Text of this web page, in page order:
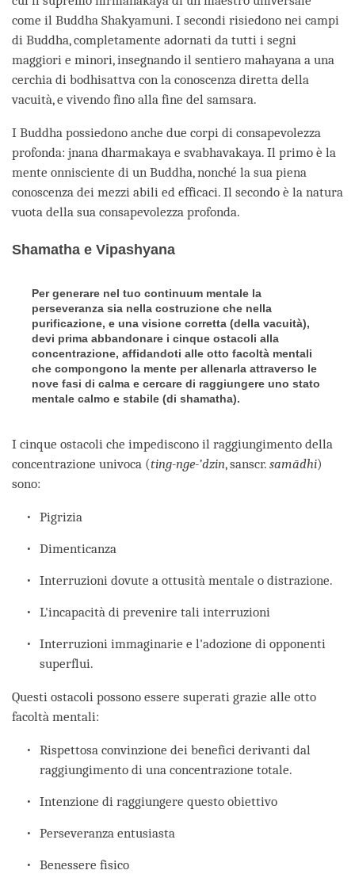
come il Buddha Shakyamuni. I secondi risiedono nei campi
di Buddha, completamente adornati da tutti i segni
maggiori e minori, insegnando il sentiero mahayana a una
cerchia di bodhisattva con la conoscenza diretta della
vacuità, e vivendo fino alla fine del samsara.
I Buddha possiedono anche due corpi di consapevolezza
profonda: jnana dharmakaya e svabhavakaya. Il primo è la
mente onnisciente di un Buddha, nonché la sua piena
conoscenza dei mezzi abili ed efficaci. Il secondo è la natura
vuota della sua consapevolezza profonda.
Shamatha e Vipashyana
Per generare nel tuo continuum mentale la
perseveranza sia nella costruzione che nella
purificazione, e una visione corretta (della vacuità),
devi prima abbandonare i cinque ostacoli alla
concentrazione, affidandoti alle otto facoltà mentali
che compongono la mente per allenarla attraverso le
nove fasi di calma e cercare di raggiungere uno stato
mentale calmo e stabile (di shamatha).
I cinque ostacoli che impediscono il raggiungimento della
concentrazione univoca (ting-nge-’dzin, sanscr. samādhi)
sono:
Pigrizia
Dimenticanza
Interruzioni dovute a ottusità mentale o distrazione.
L'incapacità di prevenire tali interruzioni
Interruzioni immaginarie e l'adozione di opponenti
superflui.
Questi ostacoli possono essere superati grazie alle otto
facoltà mentali:
Rispettosa convinzione dei benefici derivanti dal
raggiungimento di una concentrazione totale.
Intenzione di raggiungere questo obiettivo
Perseveranza entusiasta
Benessere fisico